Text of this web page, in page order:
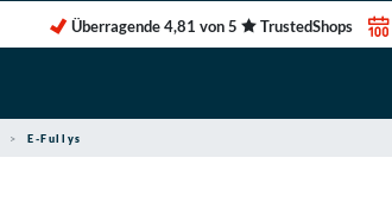
Überragende 4,81 von 5 TrustedShops
E-Fullys